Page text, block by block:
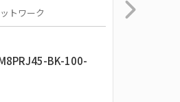
トワーク
BK-100-